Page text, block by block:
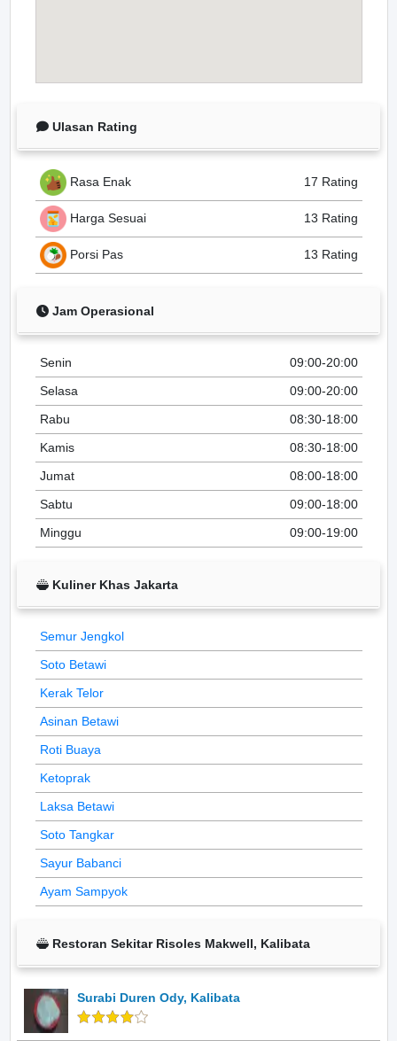
Ulasan Rating
Rasa Enak 17 Rating
Harga Sesuai 13 Rating
Porsi Pas 13 Rating
Jam Operasional
Senin
09:00-20:00
Selasa
09:00-20:00
Rabu
08:30-18:00
Kamis
08:30-18:00
Jumat
08:00-18:00
Sabtu
09:00-18:00
Minggu
09:00-19:00
Kuliner Khas Jakarta
Semur Jengkol
Soto Betawi
Kerak Telor
Asinan Betawi
Roti Buaya
Ketoprak
Laksa Betawi
Soto Tangkar
Sayur Babanci
Ayam Sampyok
Restoran Sekitar Risoles Makwell, Kalibata
Surabi Duren Ody, Kalibata